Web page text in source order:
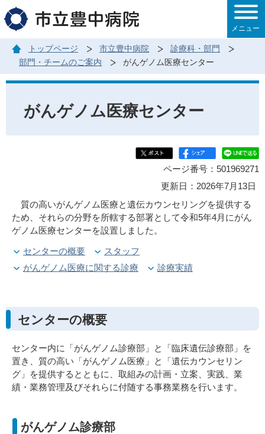
メニュー
トップページ 市立豊中病院
診療科・部門
部門・チームのご案内
がんゲノム医療センター
がんゲノム医療センター
ページ番号：501969271
更新日：2026年7月13日
質の高いがんゲノム医療と遺伝カウンセリングを提供する
ため、それらの分野を所轄する部署として令和5年4月にがん
ゲノム医療センターを設置しました。
センターの概要
スタッフ
がんゲノム医療に関する診療
診療実績
センターの概要
センター内に「がんゲノム診療部」と「臨床遺伝診療部」を
置き、質の高い「がんゲノム医療」と「遺伝カウンセリン
グ」を提供するとともに、取組みの計画・立案、実践、業
績・業務管理及びそれらに付随する事務業務を行います。
がんゲノム診療部